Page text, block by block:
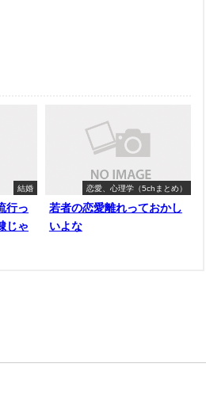
結婚
行っ
じゃ
恋愛、心理学（5chまとめ）
若者の恋愛離れっておかし
いよな